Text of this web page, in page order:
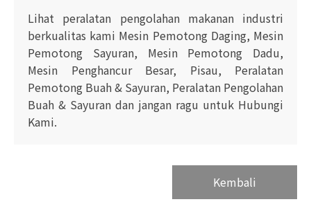
Lihat peralatan pengolahan makanan industri
berkualitas kami Mesin Pemotong Daging, Mesin
Pemotong Sayuran, Mesin Pemotong Dadu,
Mesin Penghancur Besar, Pisau, Peralatan
Pemotong Buah & Sayuran, Peralatan Pengolahan
Buah & Sayuran dan jangan ragu untuk Hubungi
Kami.
Kembali